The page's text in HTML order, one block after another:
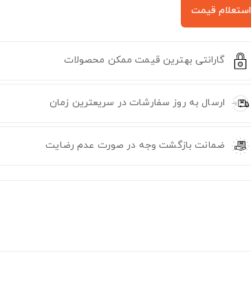
استعلام قیمت
گارانتی بهترین قیمت ممکن محصولات
ارسال به روز سفارشات در سریعترین زمان
ضمانت بازگشت وجه در صورت عدم رضایت